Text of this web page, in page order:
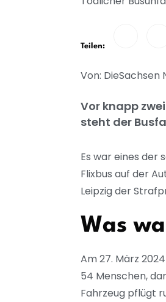
Teilen:
Von: DieSachsen
Vor knapp
steht der
Es war eines der
Flixbus auf der
Leipzig der
Was
Am 27. März
54 Menschen,
Fahrzeug pflügt